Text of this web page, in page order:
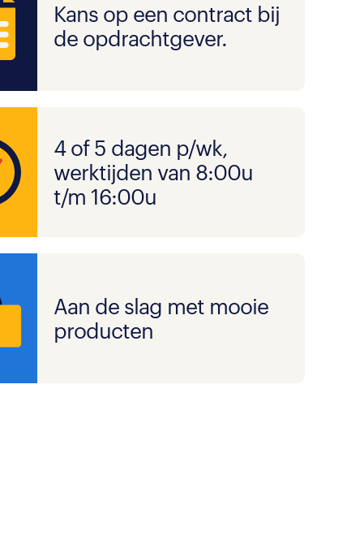
Kans op een contract bij
de opdrachtgever.
4 of 5 dagen p/wk,
werktijden van 8:00u
t/m 16:00u
Aan de slag met mooie
producten